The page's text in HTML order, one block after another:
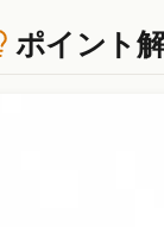
ポイント